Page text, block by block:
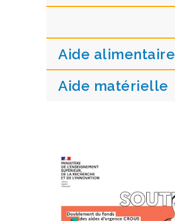
Aide alimentaire
Aide matérielle